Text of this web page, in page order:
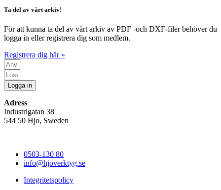
Ta del av vårt arkiv!
För att kunna ta del av vårt arkiv av PDF -och DXF-filer behöver du
logga in eller registrera dig som medlem.
Registrera dig här »
Logga in
Adress
Industrigatan 38
544 50 Hjo, Sweden
0503-130 80
info@hjoverktyg.se
Integritetspolicy